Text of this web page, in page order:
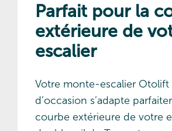
Parfait pour la
extérieure de
escalier
Votre monte-escalier Otolift
d’occasion s’adapte
courbe extérieure de votre